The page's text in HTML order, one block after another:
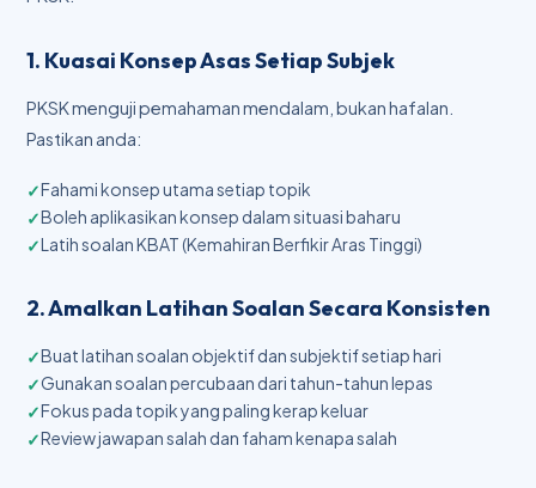
1. Kuasai Konsep Asas Setiap Subjek
PKSK menguji pemahaman mendalam, bukan hafalan.
Pastikan anda:
Fahami konsep utama setiap topik
Boleh aplikasikan konsep dalam situasi baharu
Latih soalan KBAT (Kemahiran Berfikir Aras Tinggi)
2. Amalkan Latihan Soalan Secara Konsisten
Buat latihan soalan objektif dan subjektif setiap hari
Gunakan soalan percubaan dari tahun-tahun lepas
Fokus pada topik yang paling kerap keluar
Review jawapan salah dan faham kenapa salah